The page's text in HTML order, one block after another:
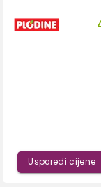
Usporedi cijene